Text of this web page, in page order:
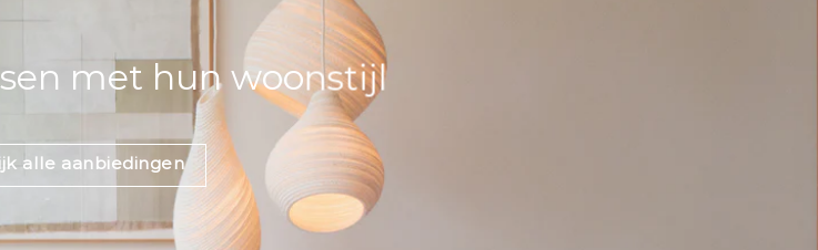
met hun woonstijl
alle aanbiedingen